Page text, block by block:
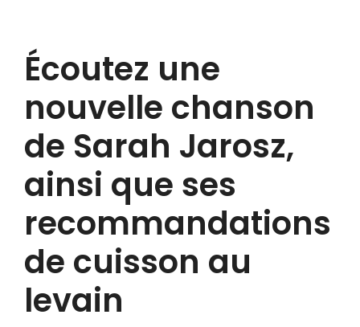
Écoutez une
nouvelle chanson
de Sarah Jarosz,
ainsi que ses
recommandations
de cuisson au
levain